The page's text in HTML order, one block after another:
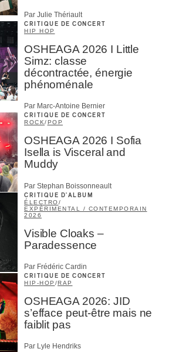
Par Julie Thériault
CRITIQUE DE CONCERT
HIP HOP
OSHEAGA 2026 I Little
Simz: classe
décontractée, énergie
phénoménale
Par Marc-Antoine Bernier
CRITIQUE DE CONCERT
ROCK/POP
OSHEAGA 2026 I Sofia
Isella is Visceral and
Muddy
Par Stephan Boissonneault
CRITIQUE D'ALBUM
ÉLECTRO/
EXPÉRIMENTAL / CONTEMPORAIN
2026
Visible Cloaks –
Paradessence
Par Frédéric Cardin
CRITIQUE DE CONCERT
HIP-HOP /RAP
OSHEAGA 2026: JID
s’efface peut-être mais ne
faiblit pas
Par Lyle Hendriks